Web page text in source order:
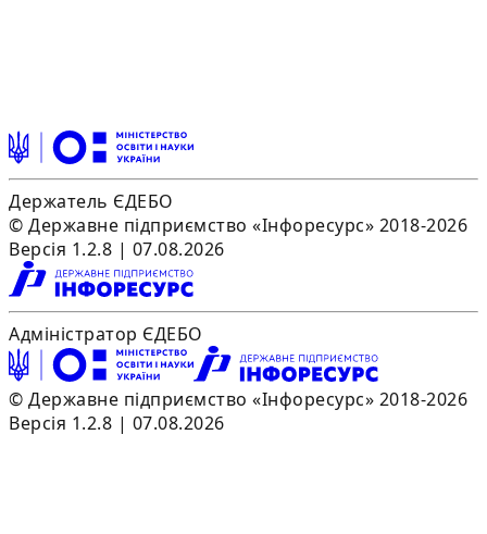
Держатель ЄДЕБО
© Державне підприємство «Інфоресурс» 2018-2026
Версія 1.2.8 | 07.08.2026
Адміністратор ЄДЕБО
© Державне підприємство «Інфоресурс» 2018-2026
Версія 1.2.8 | 07.08.2026